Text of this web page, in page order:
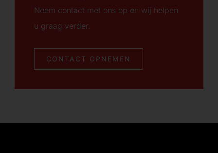
Neem contact met ons op en wij helpen
u graag verder.
CONTACT OPNEMEN